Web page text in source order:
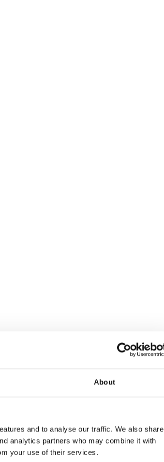
About
and to analyse our traffic. We also share
analytics partners who may combine it with
your use of their services.